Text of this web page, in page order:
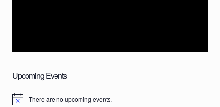
Upcoming Events
N
There are no upcoming events.